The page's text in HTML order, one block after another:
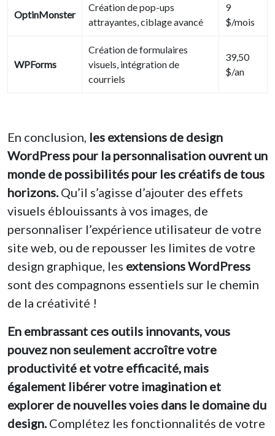
OptinMonster
Création de pop-ups
attrayantes, ciblage avancé
9
$/mois
WPForms
Création de formulaires
visuels, intégration de
courriels
39,50
$/an
En conclusion, les extensions de design
WordPress pour la personnalisation ouvrent un
monde de possibilités pour les créatifs de tous
horizons. Qu’il s’agisse d’ajouter des effets
visuels éblouissants à vos images, de
personnaliser l’expérience utilisateur de votre
site web, ou de repousser les limites de votre
design graphique, les extensions WordPress
sont des compagnons essentiels sur le chemin
de la créativité !
En embrassant ces outils innovants, vous
pouvez non seulement accroître votre
productivité et votre efficacité, mais
également libérer votre imagination et
explorer de nouvelles voies dans le domaine du
design. Complétez les fonctionnalités de votre